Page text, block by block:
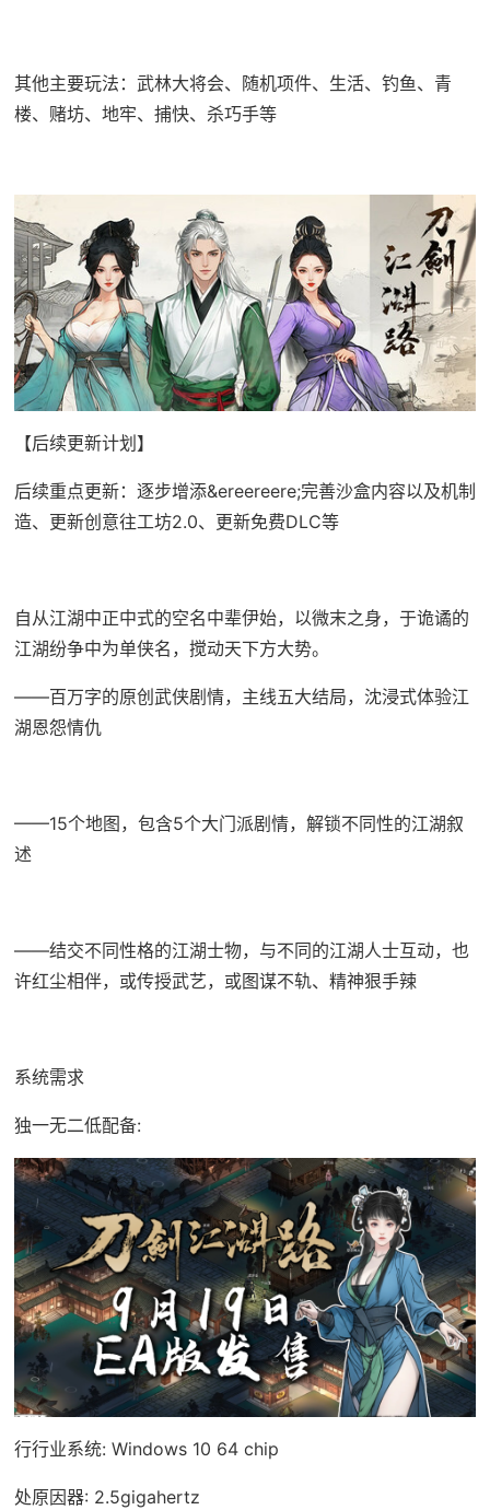
其他主要玩法：武林大将会、随机项件、生活、钓鱼、青
楼、赌坊、地牢、捕快、杀巧手等
【后续更新计划】
后续重点更新：逐步增添&ereereere;完善沙盒内容以及机制
造、更新创意往工坊2.0、更新免费DLC等
自从江湖中正中式的空名中辈伊始，以微末之身，于诡谲的
江湖纷争中为单侠名，搅动天下方大势。
——百万字的原创武侠剧情，主线五大结局，沈浸式体验江
湖恩怨情仇
——15个地图，包含5个大门派剧情，解锁不同性的江湖叙
述
——结交不同性格的江湖士物，与不同的江湖人士互动，也
许红尘相伴，或传授武艺，或图谋不轨、精神狠手辣
系统需求
独一无二低配备:
行行业系统: Windows 10 64 chip
处原因器: 2.5gigahertz